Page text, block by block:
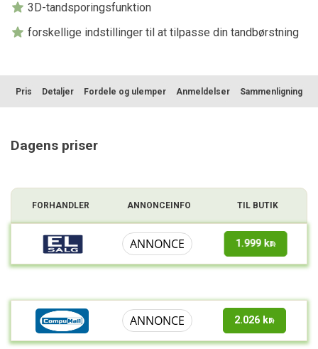
3D-tandsporingsfunktion
forskellige indstillinger til at tilpasse din tandbørstning
Pris Detaljer Fordele og ulemper Anmeldelser Sammenligning
Dagens priser
FORHANDLER ANNONCEINFO TIL BUTIK
ANNONCE 1.999 kr.
ANNONCE 2.026 kr.